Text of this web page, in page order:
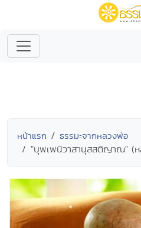
หน้าแรก ธรรมะจากหลวงพ่อ
"บุพเพนิวาสานุสสติญาณ" (ห